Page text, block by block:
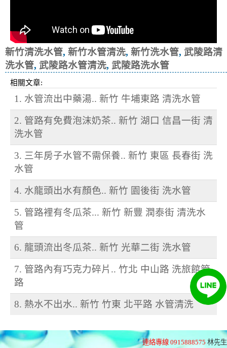
新竹清洗水管, 新竹水管清洗, 新竹洗水管, 武陵路清
洗水管, 武陵路水管清洗, 武陵路洗水管
相關文章:
1. 水管流出中藥湯.. 新竹 牛埔東路 清洗水管
2. 管路有免費泡沫奶茶.. 新竹 湖口 信昌一街 清
洗水管
3. 三年房子水管不需保養.. 新竹 東區 長春街 洗
水管
4. 水龍頭出水有顏色.. 新竹 園後街 洗水管
5. 管路裡有冬瓜茶... 新竹 新豐 潤泰街 清洗水
管
6. 龍頭流出冬瓜茶.. 新竹 光華二街 洗水管
7. 管路內有巧克力碎片.. 竹北 中山路 洗旅館管
路
8. 熱水不出水.. 新竹 竹東 北平路 水管清洗
連絡專線 0915888575 林先生